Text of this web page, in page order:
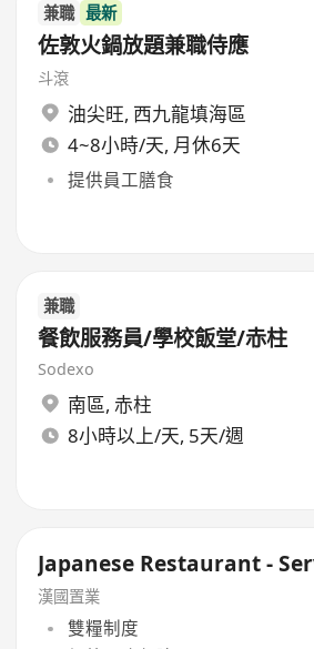
兼職 最新
佐敦火鍋放題兼職侍應
斗滾
油尖旺, 西九龍填海區
4~8小時/天, 月休6天
提供員工膳食
兼職
餐飲服務員/學校飯堂/赤柱
Sodexo
南區, 赤柱
8小時以上/天, 5天/週
Japanese Restaurant -
漢國置業
雙糧制度